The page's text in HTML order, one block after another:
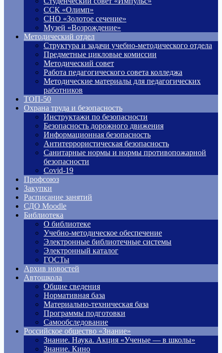
ССК «Олимп»
СНО «Золотое сечение»
Музей «Возрождение»
Методический отдел
Структура и задачи учебно-методического отдела
Предметные цикловые комиссии
Методический совет
Работа педагогического совета колледжа
Методические материалы для педагогических
работников
ТОП-50
Охрана труда и безопасность
Инструктажи по безопасности
Безопасность дорожного движения
Информационная безопасность
Антитеррористическая безопасность
Санитарные нормы и нормы противопожарной
безопасности
Covid-19
Профсоюз
Закупки
Расписание занятий
СДО Moodle
Библиотека
О библиотеке
Учебно-методическое обеспечение
Электронные библиотечные системы
Электронный каталог
ГОСТы
Архив новостей
Автошкола
Общие сведения
Нормативная база
Материально-техническая база
Программы подготовки
Самообследование
Российское общество «Знание»
Знание. Наука. Акция «Ученые — в школы»
Знание. Кино